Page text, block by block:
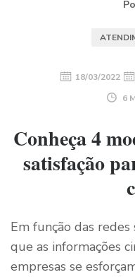
18/03/2022
6
Conheça 4
satisfação
Em função das
que as informações
empresas se